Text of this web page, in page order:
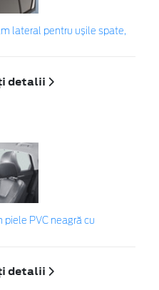
lateral pentru ușile spate,
detalii
piele PVC neagră cu
detalii